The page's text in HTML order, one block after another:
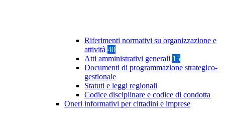
Riferimenti normativi su organizzazione e
attività 40
Atti amministrativi generali 15
Documenti di programmazione strategico-
gestionale
Statuti e leggi regionali
Codice disciplinare e codice di condotta
Oneri informativi per cittadini e imprese